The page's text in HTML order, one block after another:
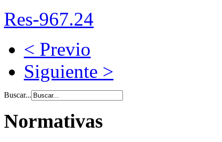
Res-967.24
< Previo
Siguiente >
Buscar...
Normativas